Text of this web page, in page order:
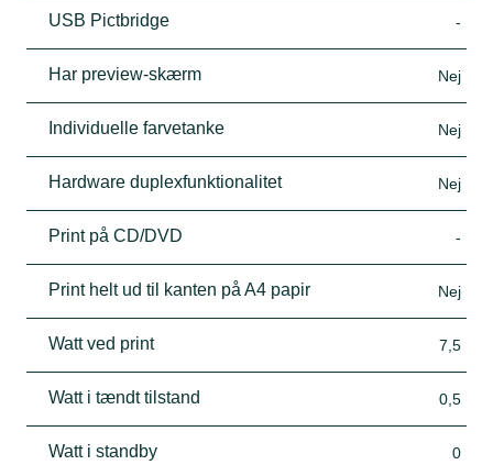
USB Pictbridge -
Har preview-skærm Nej
Individuelle farvetanke Nej
Hardware duplexfunktionalitet Nej
Print på CD/DVD -
Print helt ud til kanten på A4 papir Nej
Watt ved print 7,5
Watt i tændt tilstand 0,5
Watt i standby 0